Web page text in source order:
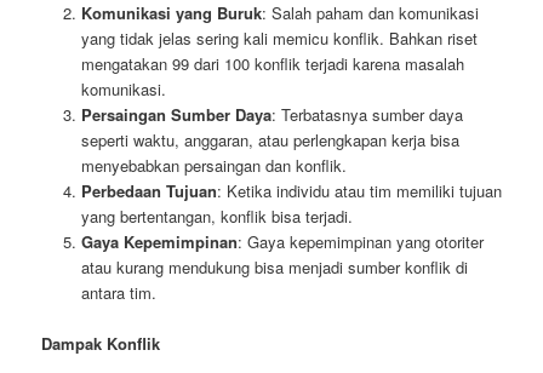
Komunikasi yang Buruk: Salah paham dan komunikasi
yang tidak jelas sering kali memicu konflik. Bahkan riset
mengatakan 99 dari 100 konflik terjadi karena masalah
komunikasi.
Persaingan Sumber Daya: Terbatasnya sumber daya
seperti waktu, anggaran, atau perlengkapan kerja bisa
menyebabkan persaingan dan konflik.
Perbedaan Tujuan: Ketika individu atau tim memiliki tujuan
yang bertentangan, konflik bisa terjadi.
Gaya Kepemimpinan: Gaya kepemimpinan yang otoriter
atau kurang mendukung bisa menjadi sumber konflik di
antara tim.
Dampak Konflik